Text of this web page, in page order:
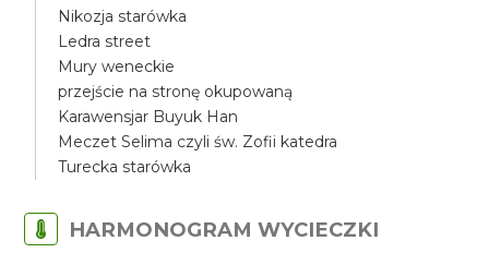
Nikozja starówka
Ledra street
Mury weneckie
przejście na stronę okupowaną
Karawensjar Buyuk Han
Meczet Selima czyli św. Zofii katedra
Turecka starówka
HARMONOGRAM WYCIECZKI